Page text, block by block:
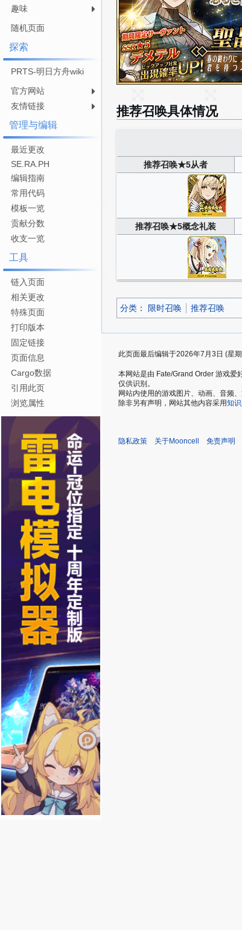
推荐召唤具体情况
推荐召唤★5从者
推荐召唤★5概念礼装
分类 ：​ 限时召唤 推荐召唤
趣味
随机页面
探索
PRTS-明日方舟wiki
官方网站
友情链接
管理与编辑
最近更改
SE.RA.PH
编辑指南
常用代码
模板一览
贡献分数
收支一览
工具
链入页面
相关更改
特殊页面
打印版本
固定链接
页面信息
Cargo数据
引用此页
浏览属性
此页面最后编辑于2026年7月3日 (星期
本网站是由 Fate/Grand Order 游戏爱
仅供识别。
网站内使用的游戏图片、动画、音频
除非另有声明，网站其他内容采用知
隐私政策 关于Mooncell 免责声明